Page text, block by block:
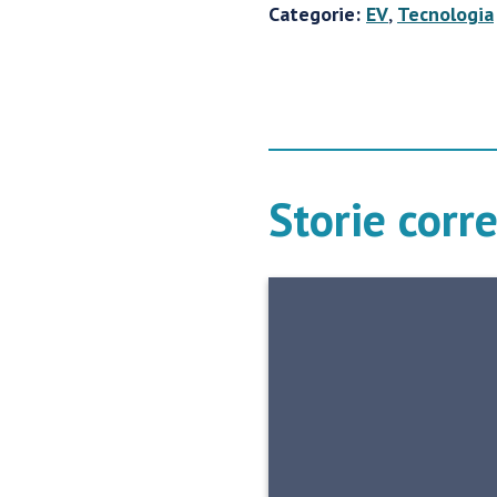
Categorie: EV, Tecnologia
Storie